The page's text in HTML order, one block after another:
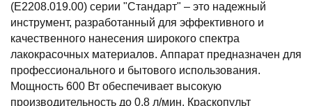
(E2208.019.00) серии "Стандарт" – это надежный
инструмент, разработанный для эффективного и
качественного нанесения широкого спектра
лакокрасочных материалов. Аппарат предназначен для
профессионального и бытового использования.
Мощность 600 Вт обеспечивает высокую
производительность до 0,8 л/мин. Краскопульт